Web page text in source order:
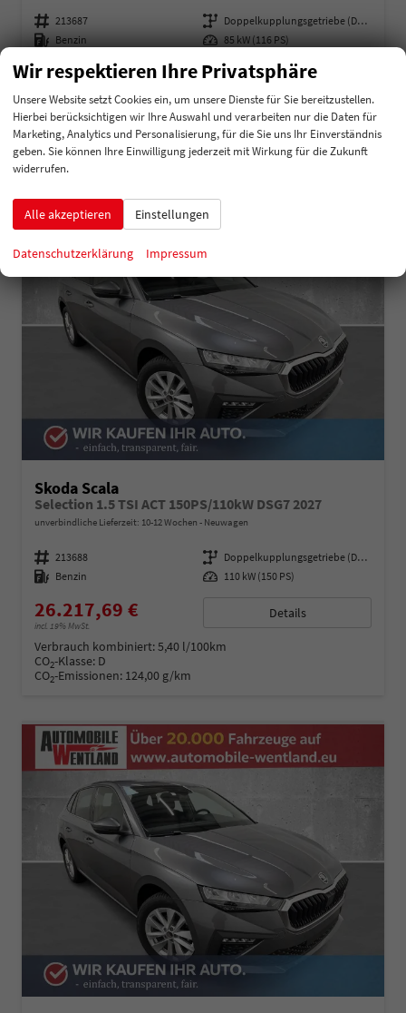
Fahrzeugnummer 213687 Getriebe
Doppelkupplungsgetriebe (DSG)
Kraftstoff Benzin Leistung 85 kW (116 PS)
24.542,17 € Details
Verbrauch kombiniert:
5,40 l/100km
CO -Klasse:D
CO -Emissionen:123,00 g/km
Skoda Scala
Selection 1.5 TSI ACT 150PS/110kW DSG7 2027
unverbindliche Lieferzeit: 10-12 Wochen Neuwagen
Fahrzeugnummer 213688 Getriebe
Doppelkupplungsgetriebe (DSG)
Kraftstoff Benzin Leistung 110 kW (150 PS)
26.217,69 €
incl. 19% MwSt.
Details
Verbrauch kombiniert:5,40 l/100km
CO2-Klasse: D
CO2-Emissionen: 124,00 g/km
Wir respektieren Ihre Privatsphäre
Unsere Website setzt Cookies ein, um unsere Dienste für Sie bereitzustellen.
Hierbei berücksichtigen wir Ihre Auswahl und verarbeiten nur die Daten für
Marketing, Analytics und Personalisierung, für die Sie uns Ihr Einverständnis
geben. Sie können Ihre Einwilligung jederzeit mit Wirkung für die Zukunft
widerrufen.
Alle akzeptieren Einstellungen
Datenschutzerklärung Impressum